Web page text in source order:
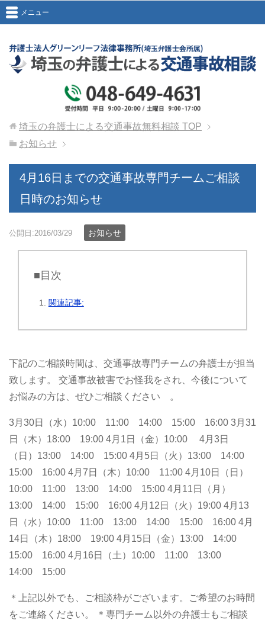
メニュー
埼玉の弁護士による交通事故無料相談 TOP
お知らせ
4月16日までの交通事故専門チームご相談
日時のお知らせ
公開日:2016/03/29 お知らせ
■目次
関連記事:
下記のご相談時間は、交通事故専門チームの弁護士が担当
致します。
交通事故被害でお怪我をされ、今後について
お悩みの方は、ぜひご相談ください 。
3月30日（水）10:00 11:00 14:00 15:00 16:00 3月31
日（木）18:00 19:00 4月1日（金）10:00
4月3日
（日）13:00 14:00 15:00 4月5日（火）13:00 14:00
15:00 16:00 4月7日（木）10:00 11:00 4月10日（日）
10:00 11:00 13:00 14:00 15:00 4月11日（月）
13:00 14:00 15:00 16:00 4月12日（火）19:00 4月13
日（水）10:00 11:00 13:00 14:00 15:00 16:00 4月
14日（木）18:00 19:00 4月15日（金）13:00 14:00
15:00 16:00 4月16日（土）10:00 11:00 13:00
14:00 15:00
＊上記以外でも、ご相談枠がございます。ご希望のお時間
をご連絡ください。
＊専門チーム以外の弁護士もご相談